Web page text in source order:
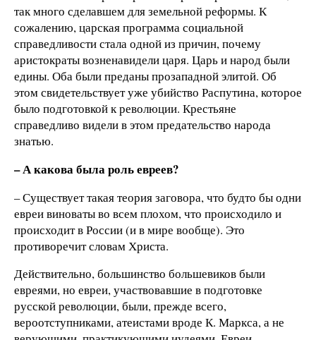
так много сделавшем для земельной реформы. К
сожалению, царская программа социальной
справедливости стала одной из причин, почему
аристократы возненавидели царя. Царь и народ были
едины. Оба были преданы прозападной элитой. Об
этом свидетельствует уже убийство Распутина, которое
было подготовкой к революции. Крестьяне
справедливо видели в этом предательство народа
знатью.
– А какова была роль евреев?
– Существует такая теория заговора, что будто бы одни
евреи виноваты во всем плохом, что происходило и
происходит в России (и в мире вообще). Это
противоречит словам Христа.
Действительно, большинство большевиков были
евреями, но евреи, участвовавшие в подготовке
русской революции, были, прежде всего,
вероотступниками, атеистами вроде К. Маркса, а не